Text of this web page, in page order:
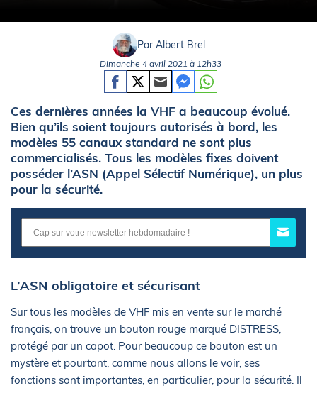
Par Albert Brel
Dimanche 4 avril 2021 à 12h33
Ces dernières années la VHF a beaucoup évolué.
Bien qu’ils soient toujours autorisés à bord, les
modèles 55 canaux standard ne sont plus
commercialisés. Tous les modèles fixes doivent
posséder l’ASN (Appel Sélectif Numérique), un plus
pour la sécurité.
L’ASN obligatoire et sécurisant
Sur tous les modèles de VHF mis en vente sur le marché
français, on trouve un bouton rouge marqué DISTRESS,
protégé par un capot. Pour beaucoup ce bouton est un
mystère et pourtant, comme nous allons le voir, ses
fonctions sont importantes, en particulier, pour la sécurité. Il